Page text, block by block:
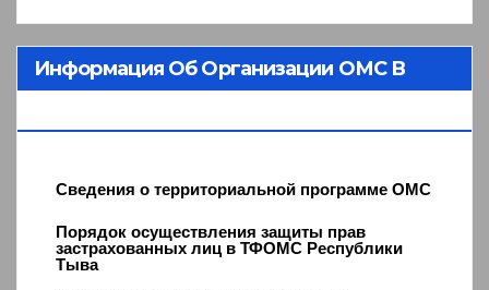
Информация Об Организации ОМС В
Сведения о территориальной программе ОМС
Порядок осуществления защиты прав
застрахованных лиц в ТФОМС Республики
Тыва